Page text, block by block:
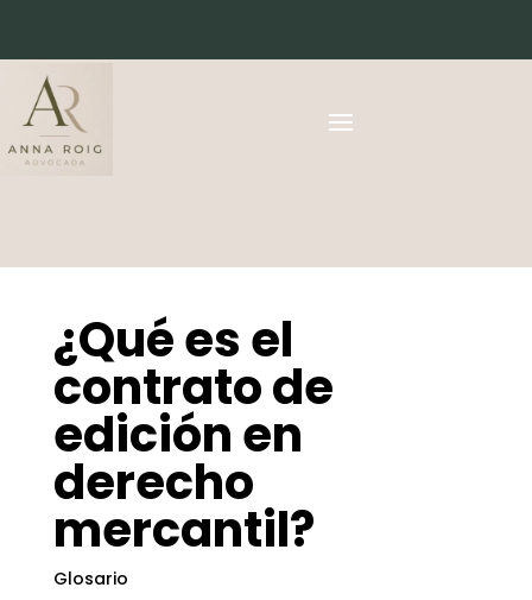
¿Qué es el
contrato de
edición en
derecho
mercantil?
Glosario